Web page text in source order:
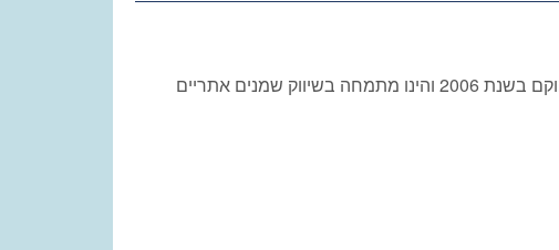
'טבע מור' הינו מותג שמנים ארומטיים אורגניים איכותיים המיוצר ומופק מצמחים שלהם סגולות מרפא. המותג הוקם בשנת 2006 והינו מתמחה בשיווק שמנים אתריים